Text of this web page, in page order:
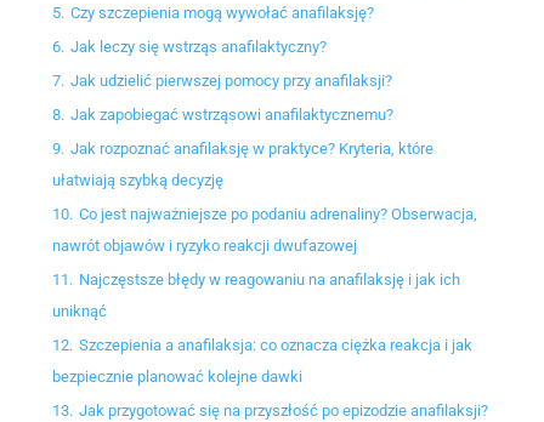
5. Czy szczepienia mogą wywołać anafilaksję?
6. Jak leczy się wstrząs anafilaktyczny?
7. Jak udzielić pierwszej pomocy przy anafilaksji?
8. Jak zapobiegać wstrząsowi anafilaktycznemu?
9. Jak rozpoznać anafilaksję w praktyce? Kryteria, które
ułatwiają szybką decyzję
10. Co jest najważniejsze po podaniu adrenaliny? Obserwacja,
nawrót objawów i ryzyko reakcji dwufazowej
11. Najczęstsze błędy w reagowaniu na anafilaksję i jak ich
uniknąć
12. Szczepienia a anafilaksja: co oznacza ciężka reakcja i jak
bezpiecznie planować kolejne dawki
13. Jak przygotować się na przyszłość po epizodzie anafilaksji?